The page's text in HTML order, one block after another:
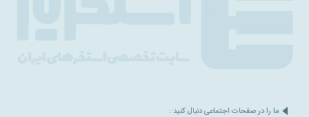
ما را در صفحات اجتماعی دنبال کنید :